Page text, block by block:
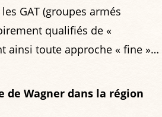
GAT (groupes armés
qualifiés de «
ainsi toute approche « fine »…
de Wagner dans la région